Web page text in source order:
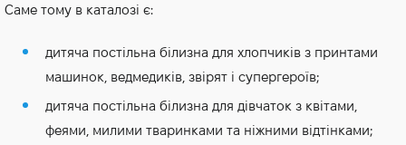
Саме тому в каталозі є:
дитяча постільна білизна для хлопчиків з принтами
машинок, ведмедиків, звірят і супергероїв;
дитяча постільна білизна для дівчаток з квітами,
феями, милими тваринками та ніжними відтінками;